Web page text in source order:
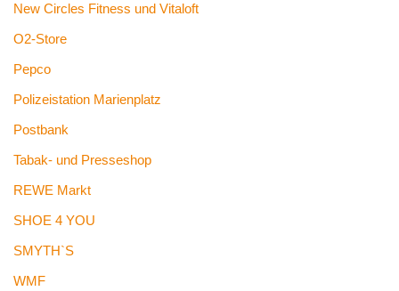
New Circles Fitness und Vitaloft
O2-Store
Pepco
Polizeistation Marienplatz
Postbank
Tabak- und Presseshop
REWE Markt
SHOE 4 YOU
SMYTH`S
WMF